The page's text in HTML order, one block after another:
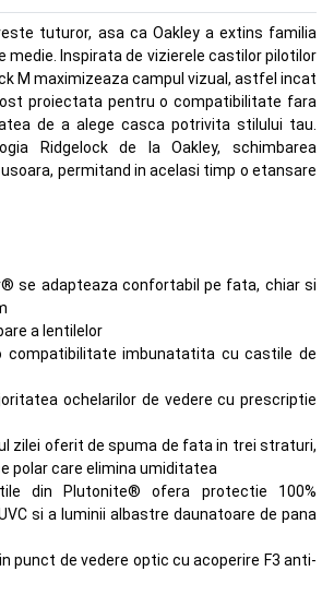
tuturor, asa ca Oakley a extins familia
medie. Inspirata de vizierele castilor pilotilor
M maximizeaza campul vizual, astfel incat
proiectata pentru o compatibilitate fara
de a alege casca potrivita stilului tau.
Ridgelock de la Oakley, schimbarea
permitand in acelasi timp o etansare
se adapteaza confortabil pe fata, chiar si
a lentilelor
compatibilitate imbunatatita cu castile de
ochelarilor de vedere cu prescriptie
zilei oferit de spuma de fata in trei straturi,
polar care elimina umiditatea
din Plutonite® ofera protectie 100%
si a luminii albastre daunatoare de pana
punct de vedere optic cu acoperire F3 anti-